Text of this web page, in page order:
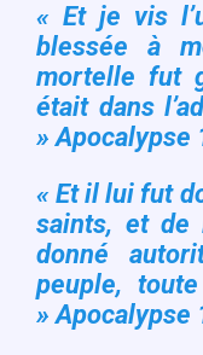
« Et je vis
blessée à
mortelle fut
était dans
» Apocalypse
« Et il lui fut
saints, et
donné
peuple,
» Apocalypse